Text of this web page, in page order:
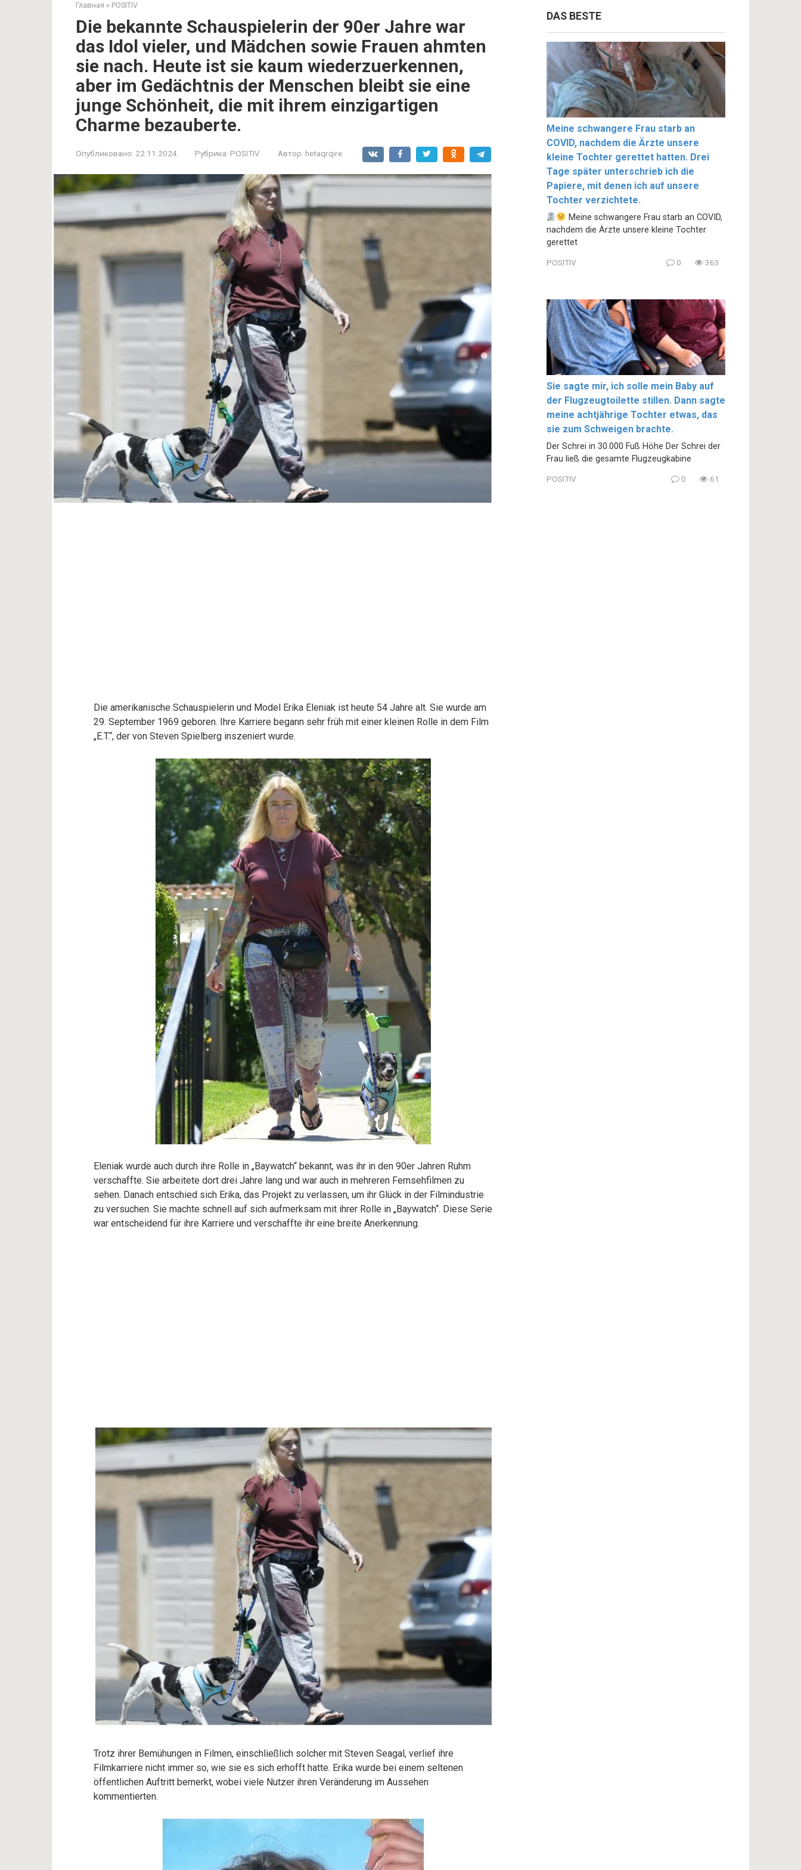
Главная » POSITIV
Die bekannte Schauspielerin der 90er Jahre war
das Idol vieler, und Mädchen sowie Frauen ahmten
sie nach. Heute ist sie kaum wiederzuerkennen,
aber im Gedächtnis der Menschen bleibt sie eine
junge Schönheit, die mit ihrem einzigartigen
Charme bezauberte.
Опубликовано: 22.11.2024 Рубрика: POSITIV Автор: hetaqrqire
Die amerikanische Schauspielerin und Model Erika Eleniak ist heute 54 Jahre alt. Sie wurde am
29. September 1969 geboren. Ihre Karriere begann sehr früh mit einer kleinen Rolle in dem Film
„E.T.“, der von Steven Spielberg inszeniert wurde.
Eleniak wurde auch durch ihre Rolle in „Baywatch“ bekannt, was ihr in den 90er Jahren Ruhm
verschaffte. Sie arbeitete dort drei Jahre lang und war auch in mehreren Fernsehfilmen zu
sehen. Danach entschied sich Erika, das Projekt zu verlassen, um ihr Glück in der Filmindustrie
zu versuchen. Sie machte schnell auf sich aufmerksam mit ihrer Rolle in „Baywatch“. Diese Serie
war entscheidend für ihre Karriere und verschaffte ihr eine breite Anerkennung.
Trotz ihrer Bemühungen in Filmen, einschließlich solcher mit Steven Seagal, verlief ihre
Filmkarriere nicht immer so, wie sie es sich erhofft hatte. Erika wurde bei einem seltenen
öffentlichen Auftritt bemerkt, wobei viele Nutzer ihren Veränderung im Aussehen
kommentierten.
DAS BESTE
Meine schwangere Frau starb an
COVID, nachdem die Ärzte unsere
kleine Tochter gerettet hatten. Drei
Tage später unterschrieb ich die
Papiere, mit denen ich auf unsere
Tochter verzichtete.
Meine schwangere Frau starb an COVID,
nachdem die Ärzte unsere kleine Tochter
gerettet
POSITIV 0 363
Sie sagte mir, ich solle mein Baby auf
der Flugzeugtoilette stillen. Dann sagte
meine achtjährige Tochter etwas, das
sie zum Schweigen brachte.
Der Schrei in 30.000 Fuß Höhe Der Schrei der
Frau ließ die gesamte Flugzeugkabine
POSITIV 0 61